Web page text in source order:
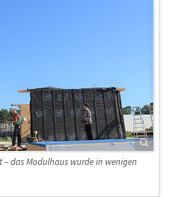
das Modulhaus wurde in wenigen